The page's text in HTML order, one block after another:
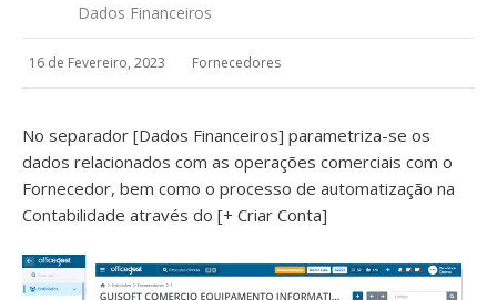
Dados Financeiros
16 de Fevereiro, 2023 Fornecedores
No separador [Dados Financeiros] parametriza-se os
dados relacionados com as operações comerciais com o
Fornecedor, bem como o processo de automatização na
Contabilidade através do [+ Criar Conta]